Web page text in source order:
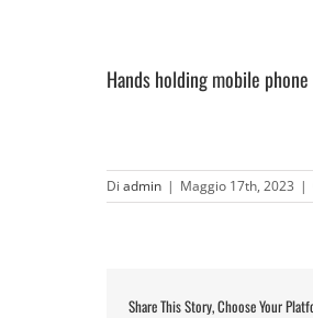
Hands holding mobile phone
Di admin | Maggio 17th, 2023 |
Share This Story, Choose Your